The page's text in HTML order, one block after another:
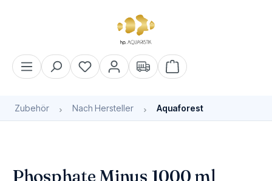
Warenkorb enthält 0
Zubehör Nach Hersteller Aquaforest
Phosphate Minus 1000 ml